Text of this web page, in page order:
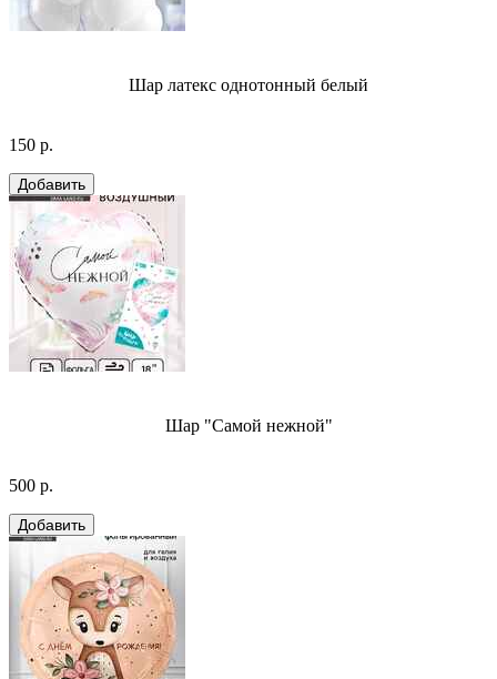
Шар латекс однотонный белый
150 р.
Шар "Самой нежной"
500 р.